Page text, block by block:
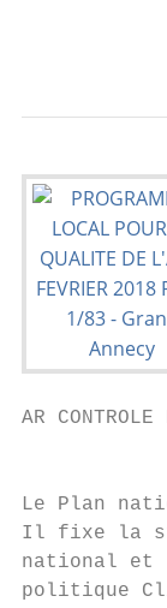
AR
Le Plan
Il fixe la
national et
politique